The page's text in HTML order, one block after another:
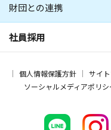
財団との連携
社員採用
個人情報保護方針 サイ
ソーシャルメディアポリシ